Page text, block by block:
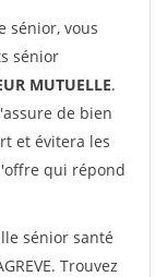
sénior, vous
sénior
MUTUELLE.
de bien
et évitera les
qui répond
sénior santé
Trouvez